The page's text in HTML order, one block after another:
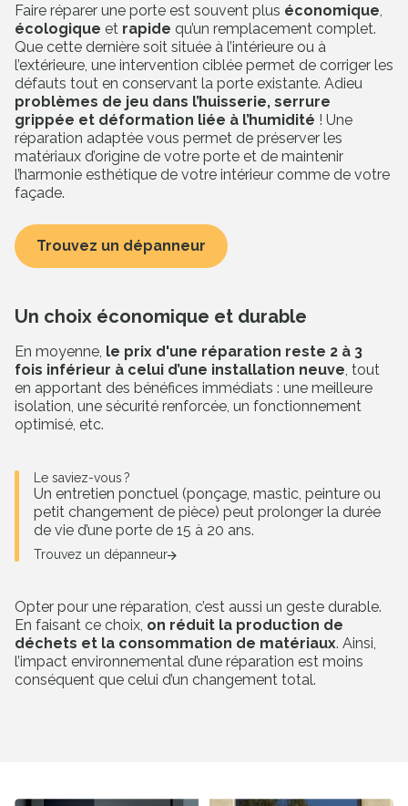
Faire réparer une porte est souvent plus économique
écologique et rapide qu’un remplacement complet.
Que cette dernière soit située à l’intérieure ou à
l’extérieure, une intervention ciblée permet de corriger les
défauts tout en conservant la porte existante. Adieu
problèmes de jeu dans l’huisserie, serrure
grippée et déformation liée à l’humidité ! Une
réparation adaptée vous permet de préserver les
matériaux d’origine de votre porte et de maintenir
l’harmonie esthétique de votre intérieur comme de votre
façade.
Trouvez un dépanneur
Un choix économique et durable
En moyenne, le prix d'une réparation reste 2 à 3
fois inférieur à celui d’une installation neuve , tout
en apportant des bénéfices immédiats : une meilleure
isolation, une sécurité renforcée, un fonctionnement
optimisé, etc.
Le saviez-vous ?
Un entretien ponctuel (ponçage, mastic, peinture ou
petit changement de pièce) peut prolonger la durée
de vie d’une porte de 15 à 20 ans.
Trouvez un dépanneur
Opter pour une réparation, c’est aussi un geste durable.
En faisant ce choix, on réduit la production de
déchets et la consommation de matériaux. Ainsi,
l’impact environnemental d’une réparation est moins
conséquent que celui d’un changement total.